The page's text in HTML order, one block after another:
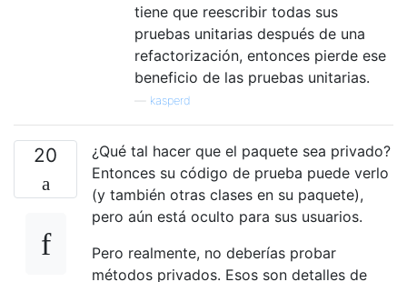
tiene que reescribir todas sus
pruebas unitarias después de una
refactorización, entonces pierde ese
beneficio de las pruebas unitarias.
kasperd
20
¿Qué tal hacer que el paquete sea privado?
Entonces su código de prueba puede verlo
(y también otras clases en su paquete),
pero aún está oculto para sus usuarios.
Pero realmente, no deberías probar
métodos privados. Esos son detalles de